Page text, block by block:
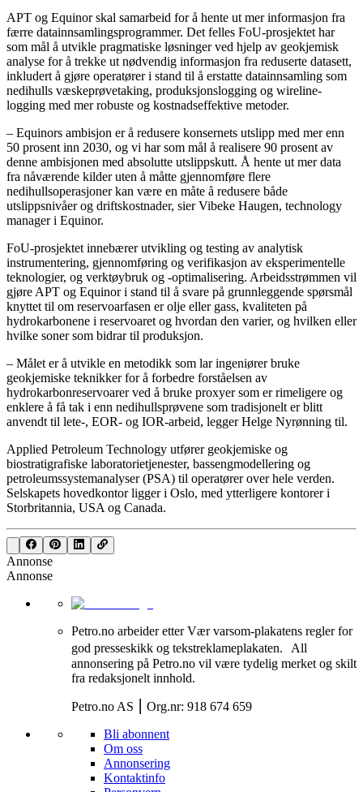
APT og Equinor skal samarbeid for å hente ut mer informasjon fra
færre datainnsamlingsprogrammer. Det felles FoU-prosjektet har
som mål å utvikle pragmatiske løsninger ved hjelp av geokjemisk
analyse for å trekke ut nødvendig informasjon fra reduserte datasett,
inkludert å gjøre operatører i stand til å erstatte datainnsamling som
nedihulls væskeprøvetaking, produksjonslogging og wireline-
logging med mer robuste og kostnadseffektive metoder.
– Equinors ambisjon er å redusere konsernets utslipp med mer enn
50 prosent inn 2030, og vi har som mål å realisere 90 prosent av
denne ambisjonen med absolutte utslippskutt. Å hente ut mer data
fra nåværende kilder uten å måtte gjennomføre flere
nedihullsoperasjoner kan være en måte å redusere både
utslippsnivåer og driftskostnader, sier Vibeke Haugen, technology
manager i Equinor.
FoU-prosjektet innebærer utvikling og testing av analytisk
instrumentering, gjennomføring og verifikasjon av eksperimentelle
teknologier, og verktøybruk og -optimalisering. Arbeidsstrømmen vil
gjøre APT og Equinor i stand til å svare på grunnleggende spørsmål
knyttet til om reservoarfasen er olje eller gass, kvaliteten på
hydrokarbonene i reservoaret og hvordan den varier, og hvilken eller
hvilke soner som bidrar til produksjon.
– Målet er å utvikle en metodikk som lar ingeniører bruke
geokjemiske teknikker for å forbedre forståelsen av
hydrokarbonreservoarer ved å bruke proxyer som er rimeligere og
enklere å få tak i enn nedihullsprøvene som tradisjonelt er blitt
anvendt til lete-, EOR- og IOR-arbeid, legger Helge Nyrønning til.
Applied Petroleum Technology utfører geokjemiske og
biostratigrafiske laboratorietjenester, bassengmodellering og
petroleumssystemanalyser (PSA) til operatører over hele verden.
Selskapets hovedkontor ligger i Oslo, med ytterligere kontorer i
Storbritannia, USA og Canada.
Annonse
Annonse
Petro.no arbeider etter Vær varsom-plakatens regler for
god presseskikk og tekstreklameplakaten. All
annonsering på Petro.no vil være tydelig merket og skilt
fra redaksjonelt innhold.
Petro.no AS ⎮ Org.nr: 918 674 659
Bli abonnent
Om oss
Annonsering
Kontaktinfo